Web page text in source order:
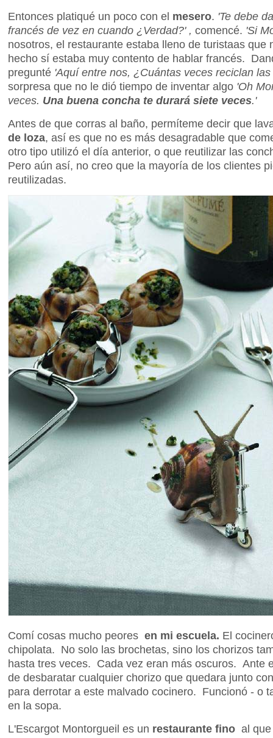
Entonces platiqué un poco con el mesero. 'Te debe
francés de vez en cuando ¿Verdad?' , comencé. 'Si
nosotros, el restaurante estaba lleno de turistaas que
hecho sí estaba muy contento de hablar francés.
pregunté 'Aquí entre nos, ¿Cuántas veces reciclan
sorpresa que no le dió tiempo de inventar algo 'Oh
veces. Una buena concha te durará siete veces.'
Antes de que corras al baño, permíteme decir que
de loza, así es que no es más desagradable que
otro tipo utilizó el día anterior, o que reutilizar las
Pero aún así, no creo que la mayoría de los clientes
reutilizadas.
Comí cosas mucho peores en mi escuela. El
chipolata. No solo las brochetas, sino los chorizos
hasta tres veces. Cada vez eran más oscuros. Ante
de desbaratar cualquier chorizo que quedara junto
para derrotar a este malvado cocinero. Funcionó - o
en la sopa.
L'Escargot Montorgueil es un restaurante fino al